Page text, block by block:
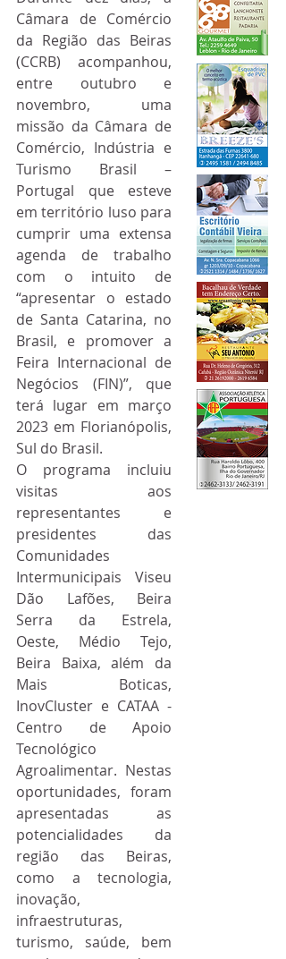
Câmara de Comércio
da Região das Beiras
(CCRB) acompanhou,
entre outubro e
novembro, uma
missão da Câmara de
Comércio, Indústria e
Turismo Brasil –
Portugal que esteve
em território luso para
cumprir uma extensa
agenda de trabalho
com o intuito de
“apresentar o estado
de Santa Catarina, no
Brasil, e promover a
Feira Internacional de
Negócios (FIN)”, que
terá lugar em março
2023 em Florianópolis,
Sul do Brasil.
O programa incluiu
visitas aos
representantes e
presidentes das
Comunidades
Intermunicipais Viseu
Dão Lafões, Beira
Serra da Estrela,
Oeste, Médio Tejo,
Beira Baixa, além da
Mais Boticas,
InovCluster e CATAA -
Centro de Apoio
Tecnológico
Agroalimentar. Nestas
oportunidades, foram
apresentadas as
potencialidades da
região das Beiras,
como a tecnologia,
inovação,
infraestruturas,
turismo, saúde, bem